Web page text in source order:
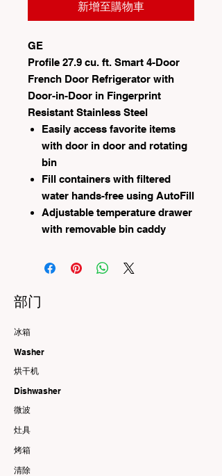
新增至購物車
GE
Profile 27.9 cu. ft. Smart 4-Door
French Door Refrigerator with
Door-in-Door in Fingerprint
Resistant Stainless Steel
Easily access favorite items
with door in door and rotating
bin
Fill containers with filtered
water hands-free using AutoFill
Adjustable temperature drawer
with removable bin caddy
部门
冰箱
Washer
烘干机
Dishwasher
微波
灶具
烤箱
清除